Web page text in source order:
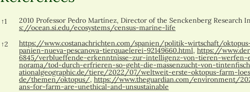
References
↑1 2010 Professor Pedro Martínez, Director of the Senckenberg Research
s://ocean.si.edu/ecosystems/census-marine-life
↑2
https://www.costanachrichten.com/spanien/politik-wirtschaft/
panien-nueva-pescanova-tierquaelerei-92149660.html, https://
6845/verblueffende-erkenntnisse-zur-intelligenz-von-tieren-werfen-
norama/tod-durch-erfrieren-so-geht-die-massenzucht-von-
ationalgeographic.de/tiere/2022/07/weltweit-erste-oktopus-farm-
de/themen/oktopus/, https://www.theguardian.com/environment/
ans-for-farm-are-unethical-and-unsustainable